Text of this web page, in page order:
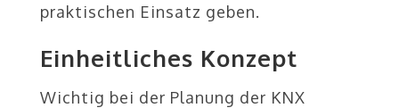
praktischen Einsatz geben.
Einheitliches Konzept
Wichtig bei der Planung der KNX